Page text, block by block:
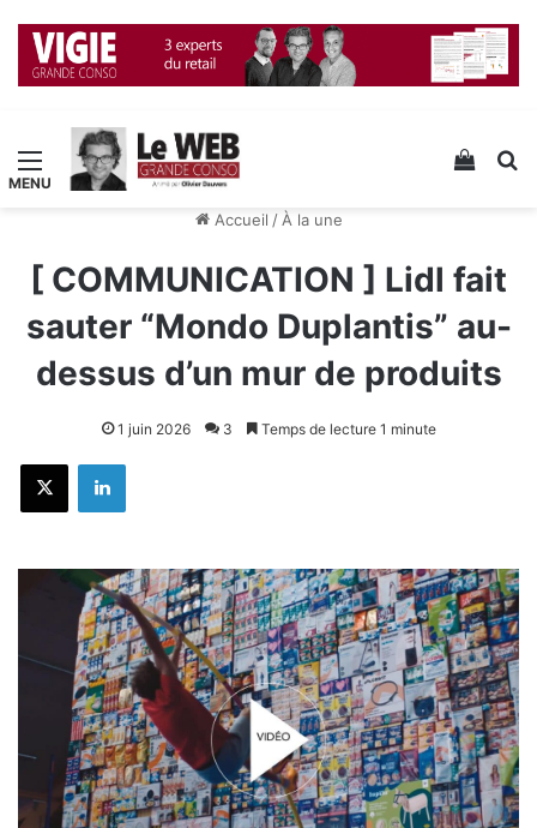
Menu Voir
Accueil / À la une
[ COMMUNICATION ] Lidl fait
sauter “Mondo Duplantis” au-
dessus d’un mur de produits
1 juin 2026 3 Temps de lecture 1 minute
X Linkedin